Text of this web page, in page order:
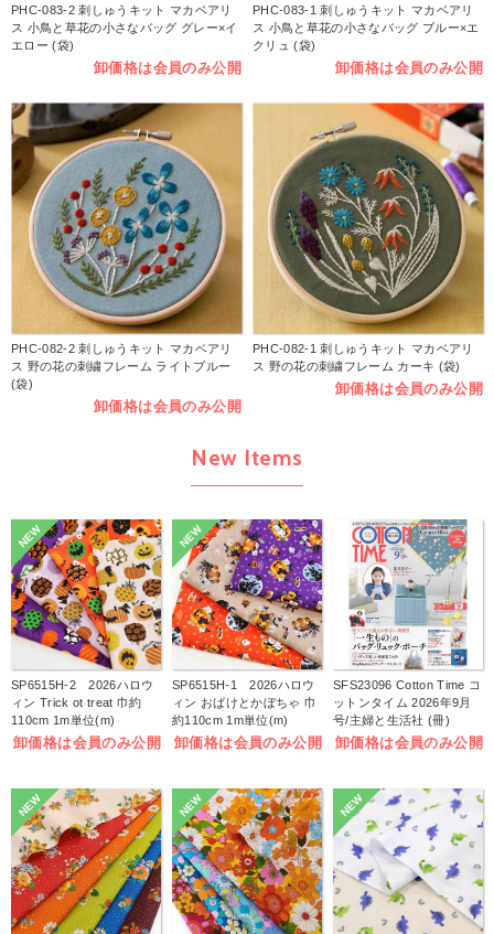
PHC-083-2 刺しゅうキット マカベアリ
ス 小鳥と草花の小さなバッグ グレー×イ
エロー (袋)
卸価格は会員のみ公開
PHC-083-1 刺しゅうキット マカベアリ
ス 小鳥と草花の小さなバッグ ブルー×エ
クリュ (袋)
卸価格は会員のみ公開
PHC-082-2 刺しゅうキット マカベアリ
ス 野の花の刺繍フレーム ライトブルー
(袋)
卸価格は会員のみ公開
PHC-082-1 刺しゅうキット マカベアリ
ス 野の花の刺繍フレーム カーキ (袋)
卸価格は会員のみ公開
New Items
NEW
SP6515H-2 2026ハロウ
ィン Trick ot treat 巾約
110cm 1m単位(m)
卸価格は会員のみ公開
NEW
SP6515H-1 2026ハロウ
ィン おばけとかぼちゃ 巾
約110cm 1m単位(m)
卸価格は会員のみ公開
SFS23096 Cotton Time コ
ットンタイム 2026年9月
号/主婦と生活社 (冊)
卸価格は会員のみ公開
NEW NEW NEW